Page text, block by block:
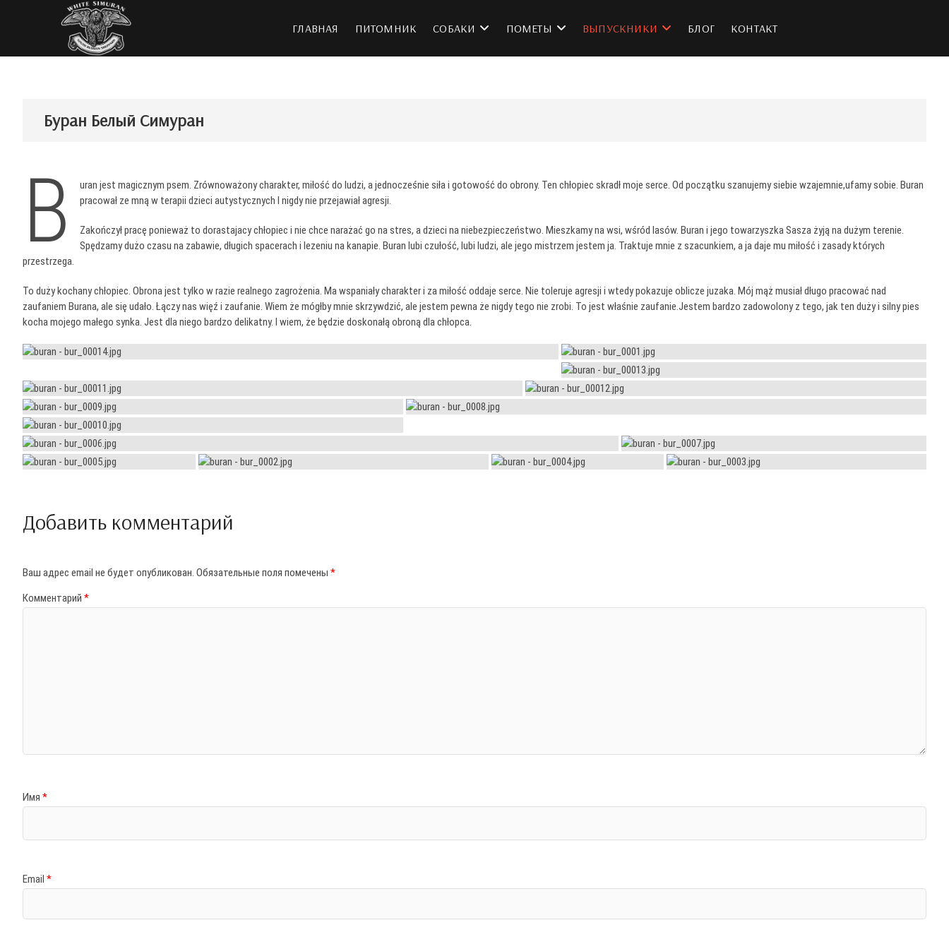
Белый Симуран
ГЛАВНАЯ ПИТОМНИК СОБАКИ ПОМЕТЫ ВЫПУСКНИКИ БЛОГ КОНТАКТ
Буран Белый Симуран
B
uran jest magicznym psem. Zrównoważony charakter, miłość do ludzi, a jednocześnie siła i gotowość do obrony. Ten chłopiec skradł moje serce. Od początku szanujemy siebie wzajemnie,ufamy sobie. Buran
pracował ze mną w terapii dzieci autystycznych I nigdy nie przejawiał agresji.
Zakończył pracę ponieważ to dorastajacy chłopiec i nie chce narażać go na stres, a dzieci na niebezpieczeństwo. Mieszkamy na wsi, wśród lasów. Buran i jego towarzyszka Sasza żyją na dużym terenie.
Spędzamy dużo czasu na zabawie, długich spacerach i lezeniu na kanapie. Buran lubi czułość, lubi ludzi, ale jego mistrzem jestem ja. Traktuje mnie z szacunkiem, a ja daje mu miłość i zasady których
przestrzega.
To duży kochany chłopiec. Obrona jest tylko w razie realnego zagrożenia. Ma wspaniały charakter i za miłość oddaje serce. Nie toleruje agresji i wtedy pokazuje oblicze juzaka. Mój mąż musiał długo pracować nad
zaufaniem Burana, ale się udało. Łączy nas więź i zaufanie. Wiem że mógłby mnie skrzywdzić, ale jestem pewna że nigdy tego nie zrobi. To jest właśnie zaufanie.Jestem bardzo zadowolony z tego, jak ten duży i silny pies
kocha mojego małego synka. Jest dla niego bardzo delikatny. I wiem, że będzie doskonałą obroną dla chłopca.
Добавить комментарий
Ваш адрес email не будет опубликован. Обязательные поля помечены *
Комментарий *
Имя *
Email *